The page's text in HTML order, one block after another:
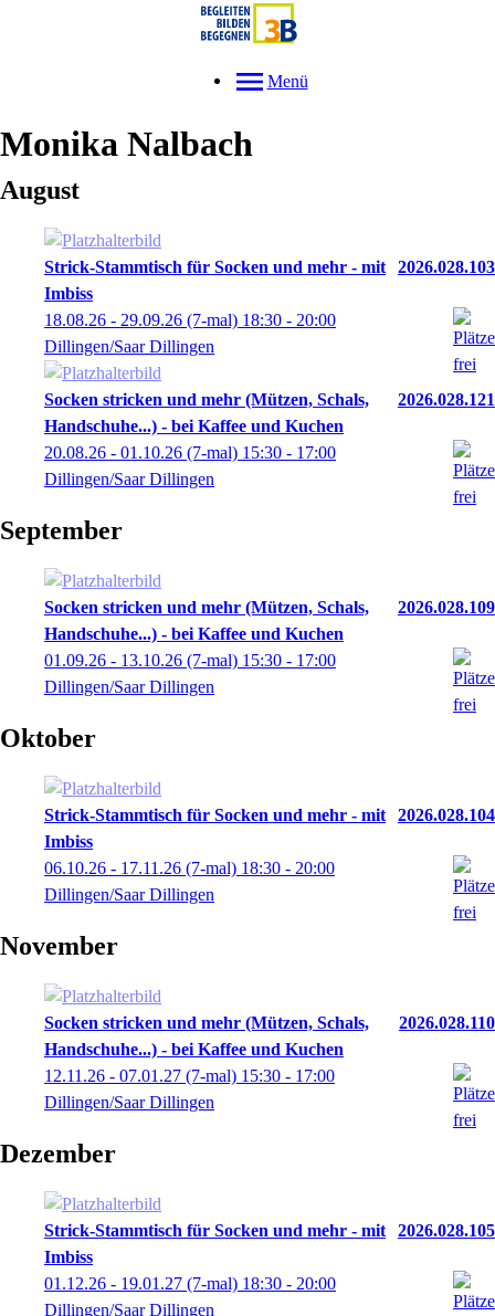
Menü
Monika Nalbach
August
Strick-Stammtisch für Socken und mehr - mit
Imbiss
2026.028.103
18.08.26 - 29.09.26 (7-mal) 18:30 - 20:00
Dillingen/Saar Dillingen
Socken stricken und mehr (Mützen, Schals,
Handschuhe...) - bei Kaffee und Kuchen
2026.028.121
20.08.26 - 01.10.26 (7-mal) 15:30 - 17:00
Dillingen/Saar Dillingen
September
Socken stricken und mehr (Mützen, Schals,
Handschuhe...) - bei Kaffee und Kuchen
2026.028.109
01.09.26 - 13.10.26 (7-mal) 15:30 - 17:00
Dillingen/Saar Dillingen
Oktober
Strick-Stammtisch für Socken und mehr - mit
Imbiss
2026.028.104
06.10.26 - 17.11.26 (7-mal) 18:30 - 20:00
Dillingen/Saar Dillingen
November
Socken stricken und mehr (Mützen, Schals,
Handschuhe...) - bei Kaffee und Kuchen
2026.028.110
12.11.26 - 07.01.27 (7-mal) 15:30 - 17:00
Dillingen/Saar Dillingen
Dezember
Strick-Stammtisch für Socken und mehr - mit
Imbiss
2026.028.105
01.12.26 - 19.01.27 (7-mal) 18:30 - 20:00
Dillingen/Saar Dillingen